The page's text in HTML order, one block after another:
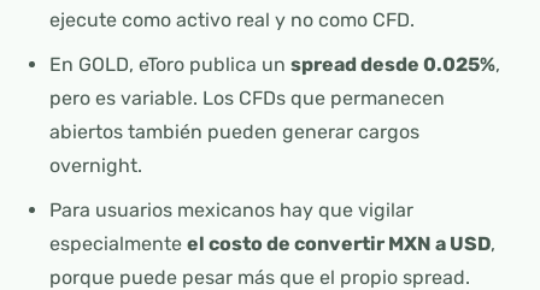
ejecute como activo real y no como CFD.
En GOLD, eToro publica un spread desde 0.025%,
pero es variable. Los CFDs que permanecen
abiertos también pueden generar cargos
overnight.
Para usuarios mexicanos hay que vigilar
especialmente el costo de convertir MXN a USD,
porque puede pesar más que el propio spread.